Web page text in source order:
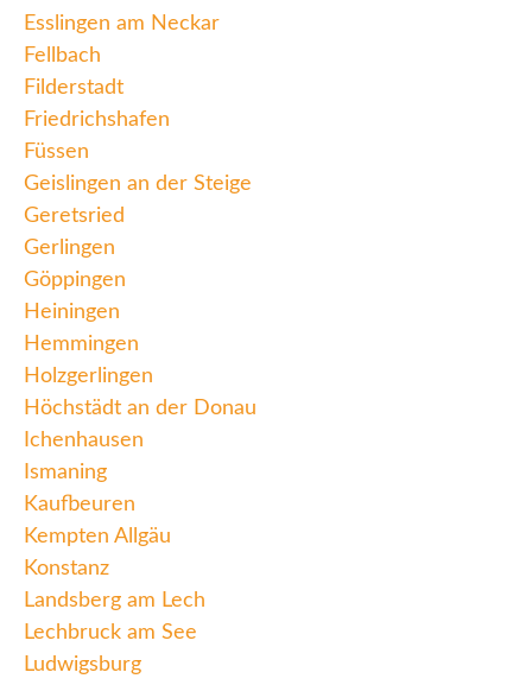
Esslingen am Neckar
Fellbach
Filderstadt
Friedrichshafen
Füssen
Geislingen an der Steige
Geretsried
Gerlingen
Göppingen
Heiningen
Hemmingen
Holzgerlingen
Höchstädt an der Donau
Ichenhausen
Ismaning
Kaufbeuren
Kempten Allgäu
Konstanz
Landsberg am Lech
Lechbruck am See
Ludwigsburg